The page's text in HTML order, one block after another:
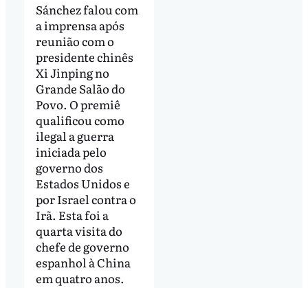
Sánchez falou com
a imprensa após
reunião com o
presidente chinês
Xi Jinping no
Grande Salão do
Povo. O premiê
qualificou como
ilegal a guerra
iniciada pelo
governo dos
Estados Unidos e
por Israel contra o
Irã. Esta foi a
quarta visita do
chefe de governo
espanhol à China
em quatro anos.